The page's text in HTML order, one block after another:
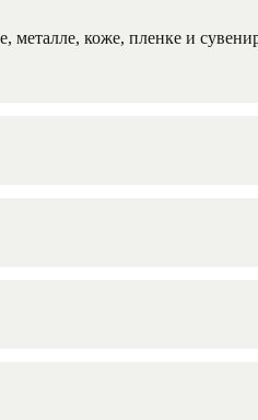
коже, пленке и